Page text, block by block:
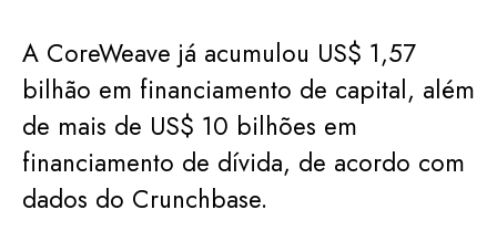
A CoreWeave já acumulou US$ 1,57
bilhão em financiamento de capital, além
de mais de US$ 10 bilhões em
financiamento de dívida, de acordo com
dados do Crunchbase.